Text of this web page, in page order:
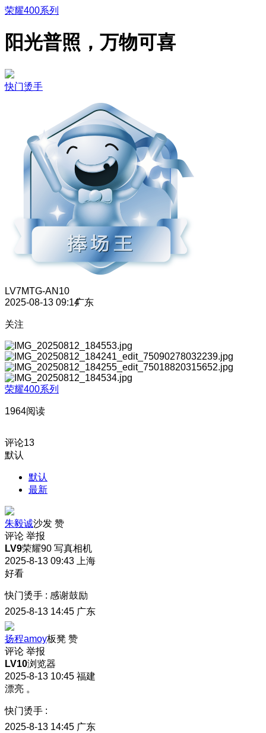
荣耀400系列
阳光普照，万物可喜
快门烫手
LV7MTG-AN10
2025-08-13 09:14广东
关注
荣耀400系列
1964阅读
评论13
默认
默认
最新
朱毅诚沙发 赞
评论 举报
LV9荣耀90 写真相机
2025-8-13 09:43
上海
好看
快门烫手 : 感谢鼓励
2025-8-13 14:45 广东
扬程amoy板凳 赞
评论 举报
LV10浏览器
2025-8-13 10:45 福建
漂亮 。
快门烫手 :
2025-8-13 14:45 广东